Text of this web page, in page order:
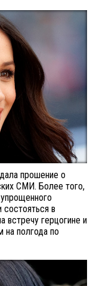
прошение о
СМИ. Более того,
в
встречу герцогине и
полгода по